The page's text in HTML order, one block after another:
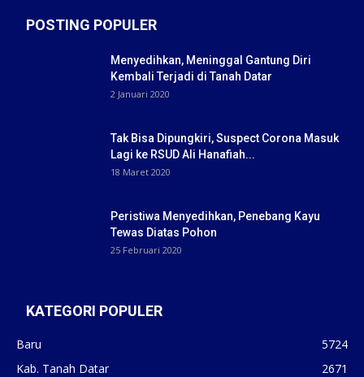
POSTING POPULER
Menyedihkan, Meninggal Gantung Diri
Kembali Terjadi di Tanah Datar
2 Januari 2020
Tak Bisa Dipungkiri, Suspect Corona Masuk
Lagi ke RSUD Ali Hanafiah...
18 Maret 2020
Peristiwa Menyedihkan, Penebang Kayu
Tewas Diatas Pohon
25 Februari 2020
KATEGORI POPULER
Baru
5724
Kab. Tanah Datar
2671